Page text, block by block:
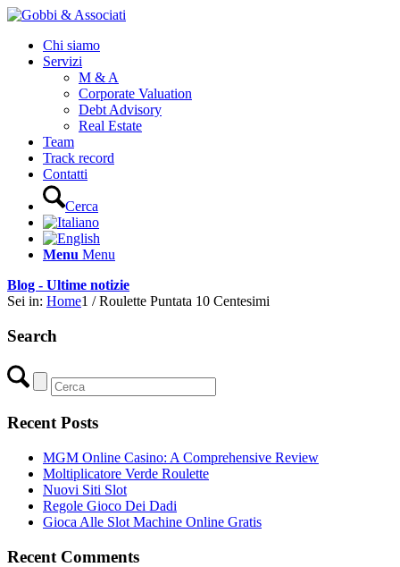
Chi siamo
Servizi
M & A
Corporate Valuation
Debt Advisory
Real Estate
Team
Track record
Contatti
Cerca
Menu Menu
Blog - Ultime notizie
Sei in: Home1 / Roulette Puntata 10 Centesimi
Search
Recent Posts
MGM Online Casino: A Comprehensive Review
Moltiplicatore Verde Roulette
Nuovi Siti Slot
Regole Gioco Dei Dadi
Gioca Alle Slot Machine Online Gratis
Recent Comments